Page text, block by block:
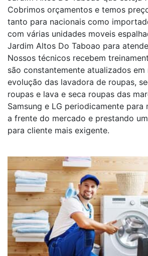
Cobrimos orçamentos e temos
tanto para nacionais como
com várias unidades moveis
Jardim Altos Do Taboao para
Nossos técnicos recebem
são constantemente atualizados em
evolução das lavadora de roupas,
roupas e lava e seca roupas das
Samsung e LG periodicamente para
a frente do mercado e prestando
para cliente mais exigente.